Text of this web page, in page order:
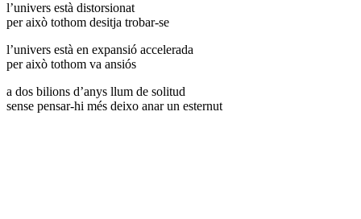
l’univers està distorsionat
per això tothom desitja trobar-se
l’univers està en expansió accelerada
per això tothom va ansiós
a dos bilions d’anys llum de solitud
sense pensar-hi més deixo anar un esternut